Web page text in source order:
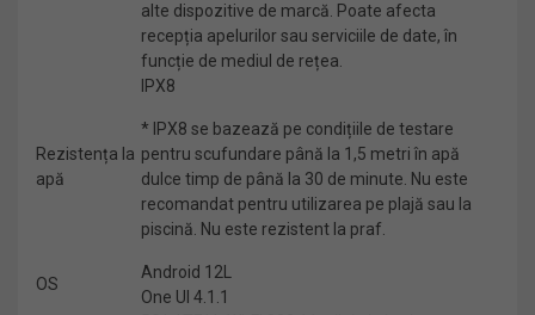
alte dispozitive de marcă. Poate afecta
recepția apelurilor sau serviciile de date, în
funcție de mediul de rețea.
Rezistența la
apă
IPX8
* IPX8 se bazează pe condițiile de testare
pentru scufundare până la 1,5 metri în apă
dulce timp de până la 30 de minute. Nu este
recomandat pentru utilizarea pe plajă sau la
piscină. Nu este rezistent la praf.
OS
Android 12L
One UI 4.1.1